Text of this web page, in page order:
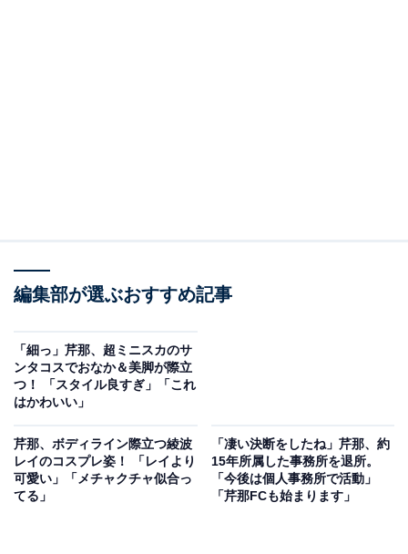
編集部が選ぶおすすめ記事
「細っ」芹那、超ミニスカのサ
ンタコスでおなか＆美脚が際立
つ！ 「スタイル良すぎ」「これ
はかわいい」
芹那、ボディライン際立つ綾波
レイのコスプレ姿！ 「レイより
可愛い」「メチャクチャ似合っ
てる」
「凄い決断をしたね」芹那、約
15年所属した事務所を退所。
「今後は個人事務所で活動」
「芹那FCも始まります」